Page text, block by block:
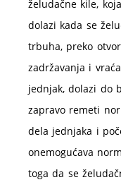
želudačne kile,
dolazi kada se
trbuha, preko
zadržavanja i
jednjak, dolazi do
zapravo remeti
dela jednjaka i
onemogućava
toga da se